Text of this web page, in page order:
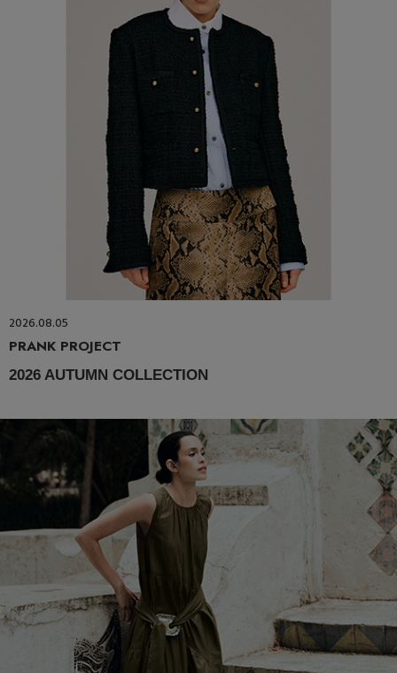
2026.08.05
PRANK PROJECT
2026 AUTUMN COLLECTION